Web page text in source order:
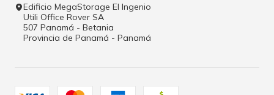
Edificio MegaStorage El Ingenio
Utili Office Rover SA
507 Panamá - Betania
Provincia de Panamá - Panamá